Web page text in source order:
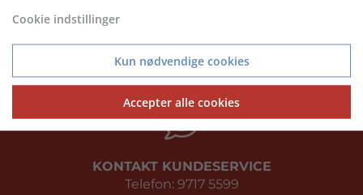
KONTAKT KUNDESERVICE
Telefon: 9717 5599
Cookie indstillinger
Kun nødvendige cookies
Accepter alle cookies